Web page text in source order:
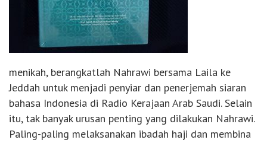
menikah, berangkatlah Nahrawi bersama Laila ke
Jeddah untuk menjadi penyiar dan penerjemah siaran
bahasa Indonesia di Radio Kerajaan Arab Saudi. Selain
itu, tak banyak urusan penting yang dilakukan Nahrawi.
Paling-paling melaksanakan ibadah haji dan membina